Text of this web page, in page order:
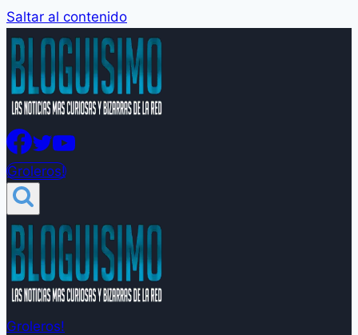
Saltar al contenido
Groleros!
Groleros!